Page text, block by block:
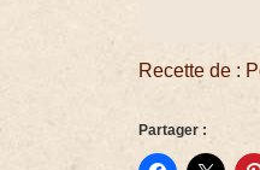
Recette de :
Partager :